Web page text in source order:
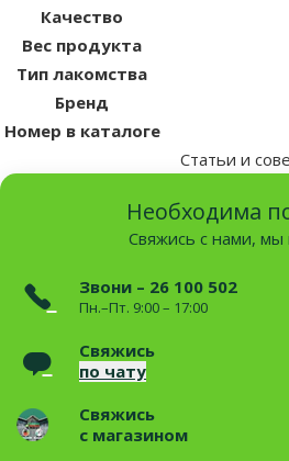
Качество
Вес продукта
Тип лакомства
Бренд
Номер в каталоге
Статьи и
Необходима
Свяжись с нами,
Звони – 26 100 502
Пн.–Пт. 9:00 – 17:00
Свяжись
по чату
Свяжись
с магазином